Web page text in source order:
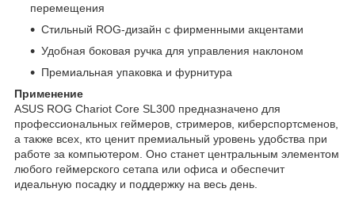
перемещения
Стильный ROG-дизайн с фирменными акцентами
Удобная боковая ручка для управления наклоном
Премиальная упаковка и фурнитура
Применение
ASUS ROG Chariot Core SL300 предназначено для
профессиональных геймеров, стримеров, киберспортсменов,
а также всех, кто ценит премиальный уровень удобства при
работе за компьютером. Оно станет центральным элементом
любого геймерского сетапа или офиса и обеспечит
идеальную посадку и поддержку на весь день.